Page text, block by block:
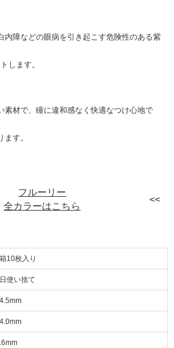
内障などの眼病を引き起こす危険性のある紫
します。
素材で、瞳に違和感なく快適なつけ心地で
す。
フルーリー
全カラーはこちら
10枚入り
使い捨て